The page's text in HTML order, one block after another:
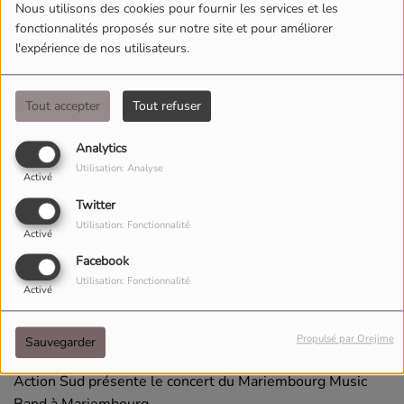
Nous utilisons des cookies pour fournir les services et les
fonctionnalités proposés sur notre site et pour améliorer
l'expérience de nos utilisateurs.
Tout accepter Tout refuser
Analytics
Activé
Utilisation: Analyse
Twitter
Activé
Utilisation: Fonctionnalité
Facebook
Activé
Utilisation: Fonctionnalité
Sauvegarder Propulsé par Orejime
24 OCTOBRE 2024
Écouter le podcast Télécharger le podcast
Action Sud présente le concert du Mariembourg Music